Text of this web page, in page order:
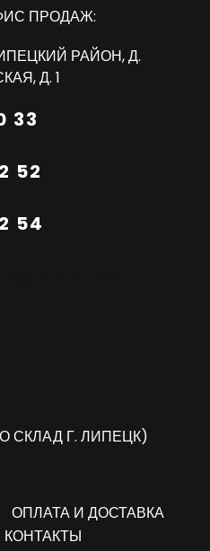
ПРОДАЖ:
РАЙОН, Д.
Д. 1
33
52
54
СКЛАД Г. ЛИПЕЦК)
ОПЛАТА И ДОСТАВКА
КОНТАКТЫ